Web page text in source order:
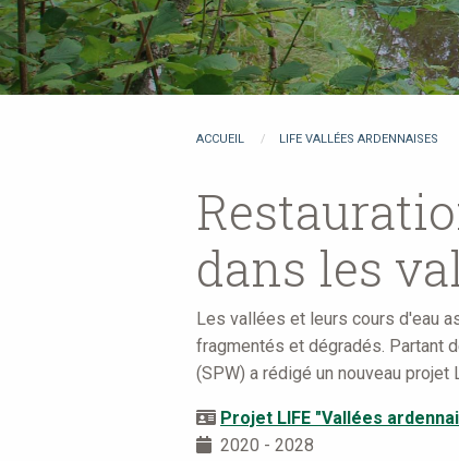
You
here
ACCUEIL LIFE VALLÉES ARDENNAISES
dans les
Les vallées et leurs cours d'eau
fragmentés et dégradés. Partant
(SPW) a rédigé un nouveau
Projet LIFE "Vallées
2020 - 2028